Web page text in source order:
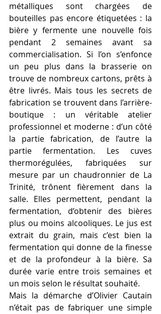
métalliques sont chargées de
bouteilles pas encore étiquetées : la
bière y fermente une nouvelle fois
pendant 2 semaines avant sa
commercialisation. Si l’on s’enfonce
un peu plus dans la brasserie on
trouve de nombreux cartons, prêts à
être livrés. Mais tous les secrets de
fabrication se trouvent dans l’arrière-
boutique : un véritable atelier
professionnel et moderne : d’un côté
la partie fabrication, de l’autre la
partie fermentation. Les cuves
thermorégulées, fabriquées sur
mesure par un chaudronnier de La
Trinité, trônent fièrement dans la
salle. Elles permettent, pendant la
fermentation, d’obtenir des bières
plus ou moins alcooliques. Le jus est
extrait du grain, mais c’est bien la
fermentation qui donne de la finesse
et de la profondeur à la bière. Sa
durée varie entre trois semaines et
un mois selon le résultat souhaité.
Mais la démarche d’Olivier Cautain
n’était pas de fabriquer une simple